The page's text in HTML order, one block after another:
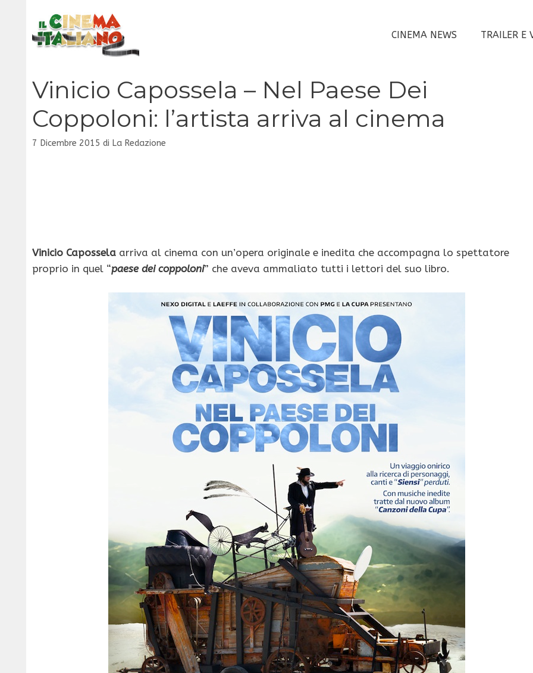
contenuto
CINEMA NEWS TRAILER E
Vinicio Capossela – Nel Paese Dei
Coppoloni: l’artista arriva al cinema
7 Dicembre 2015 di La Redazione
Vinicio Capossela arriva al cinema con un’opera originale e inedita che accompagna lo spettatore
proprio in quel “paese dei coppoloni” che aveva ammaliato tutti i lettori del suo libro.